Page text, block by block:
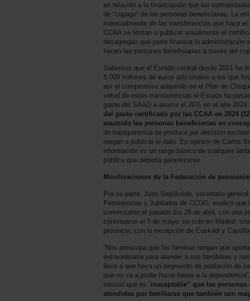
en relación a la financiación que las
de “copago” de las personas beneficiarias. La
mensualmente de las transferencias que hace
CCAA se limitan a publicar anualmente el
desagregan qué parte financia la administración
hacen las personas beneficiarias a través del
Sabemos que el Estado central desde 2021 ha
8.000 millones de euros adicionales a los que
así el compromiso adquirido en el Plan de
virtud de estas transferencias el Estado ha
gasto del SAAD a asumir el 26% en el año
del gasto certificado por las CCAA en 2024
asumido las personas beneficiarias en
de transparencia se produce por decisión
niegan a publicar el dato. En opinión de Carlos
información es un rasgo básico de cualquier
pública que debería garantizarse.
Movilizaciones de la Federación de
Por su parte, Juan Sepúlveda, secretario
Pensionistas y Jubilados de CCOO, explicó que
comenzaron el pasado día 29 de abril, con una
continuaron el 5 de mayo, no solo en Madrid,
provincia, con la excepción de Euskadi y
“Nos preocupa que las familias tengan que
extraordinaria para atender a sus familiares y
lleve a que haya un segmento de población de
que no va a poder hacer frente a la
insistió que es “inaceptable” que las personas
atendidas por familiares que también son